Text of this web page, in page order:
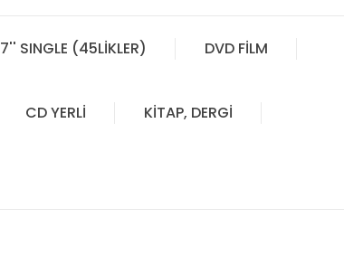
7'' SINGLE (45LİKLER) DVD FİLM
CD YERLİ KİTAP, DERGİ